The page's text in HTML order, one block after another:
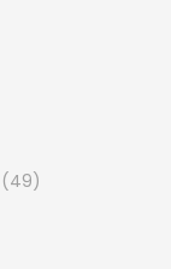
(49)